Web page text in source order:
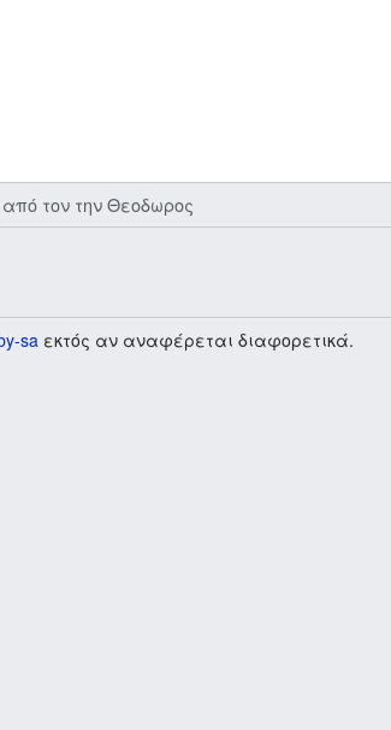
από τον τηνΘεοδωρος
sa εκτός αν αναφέρεται διαφορετικά.